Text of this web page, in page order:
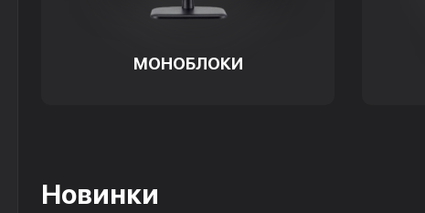
МОНОБЛОКИ
Новинки